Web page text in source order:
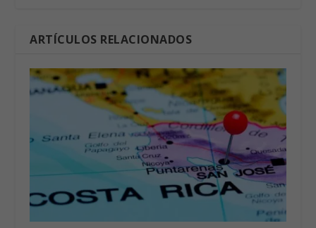
ARTÍCULOS RELACIONADOS